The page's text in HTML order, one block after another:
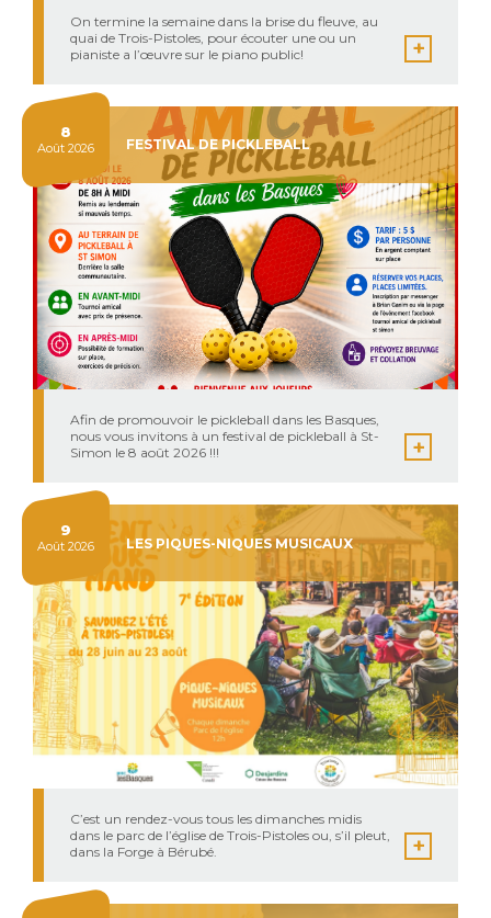
On termine la semaine dans la brise du fleuve, au
quai de Trois-Pistoles, pour écouter une ou un
pianiste a l’œuvre sur le piano public!
FESTIVAL DE PICKLEBALL
8
Août 2026
Afin de promouvoir le pickleball dans les Basques,
nous vous invitons à un festival de pickleball à St-
Simon le 8 août 2026 !!!
LES PIQUES-NIQUES MUSICAUX
9
Août 2026
C’est un rendez-vous tous les dimanches midis
dans le parc de l’église de Trois-Pistoles ou, s’il pleut,
dans la Forge à Bérubé.